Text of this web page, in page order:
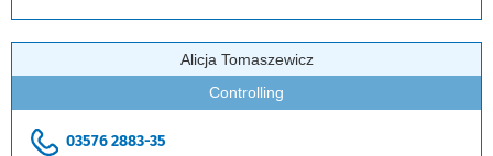
Alicja Tomaszewicz
Controlling
03576 2883-35